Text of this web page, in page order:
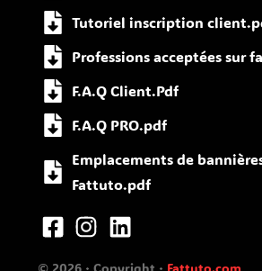
Tutoriel inscription
Professions acceptées sur
F.A.Q Client.Pdf
F.A.Q PRO.pdf
Emplacements de
Fattuto.pdf
© 2026 · Copyright · Fattuto.com